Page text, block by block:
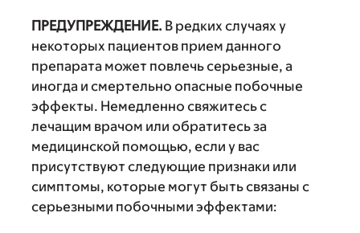
ПРЕДУПРЕЖДЕНИЕ. В редких случаях у
некоторых пациентов прием данного
препарата может повлечь серьезные, а
иногда и смертельно опасные побочные
эффекты. Немедленно свяжитесь с
лечащим врачом или обратитесь за
медицинской помощью, если у вас
присутствуют следующие признаки или
симптомы, которые могут быть связаны с
серьезными побочными эффектами: